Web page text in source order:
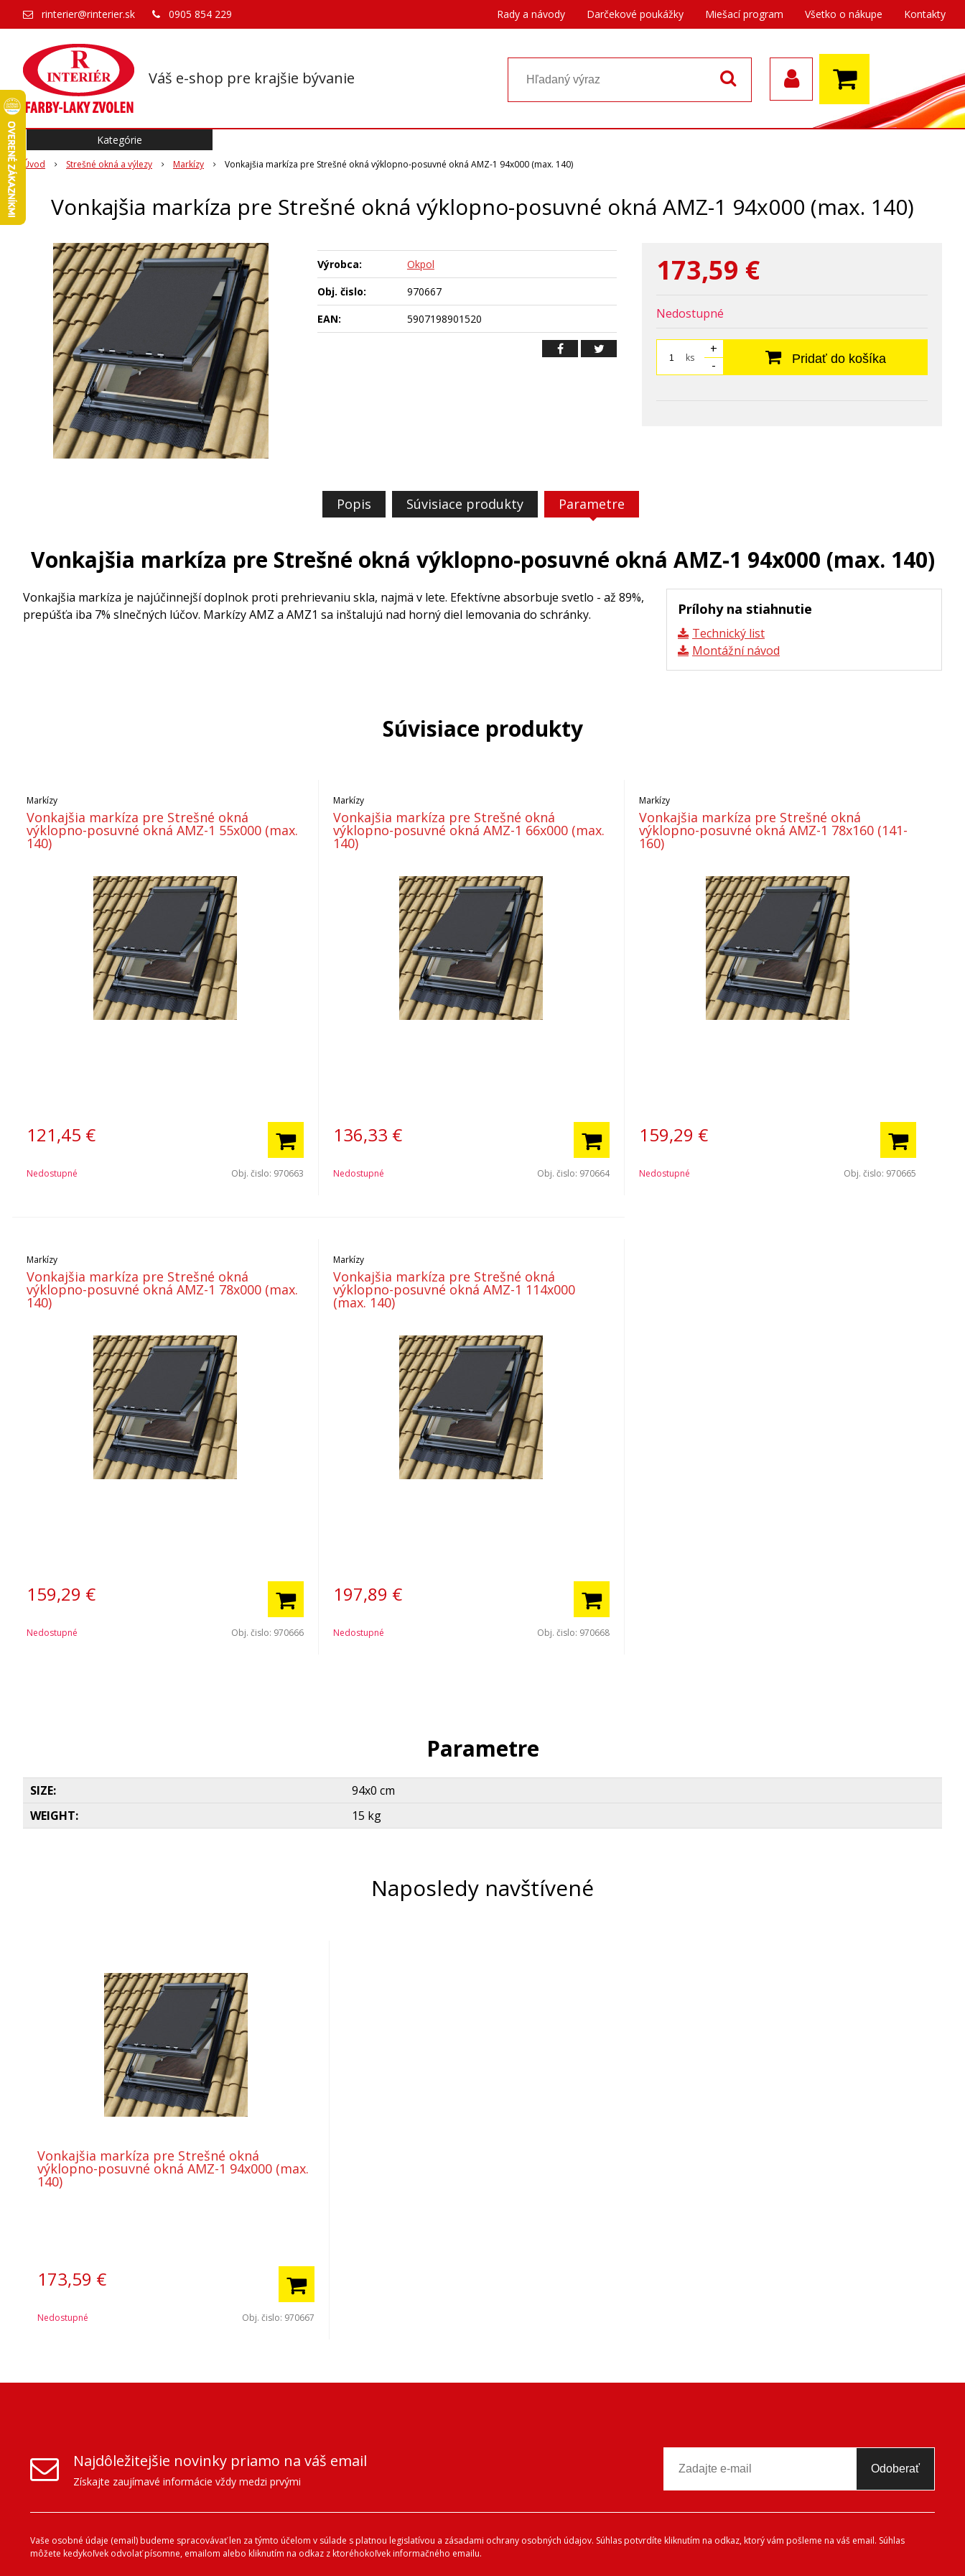
Váš e-shop pre krajšie bývanie
rinterier@rinterier.sk 0905 854 229 Rady a návody Darčekové poukážky Miešací program Všetko o nákupe Kontakty
Úvod Strešné okná a výlezy Markízy Vonkajšia markíza pre Strešné okná výklopno-posuvné okná AMZ-1 94x000 (max. 140)
Vonkajšia markíza pre Strešné okná výklopno-posuvné okná AMZ-1 94x000 (max. 140)
173,59 €
Nedostupné
ks
+
-
Pridať do košíka
Výrobca:
Okpol
Obj. čislo:
970667
EAN:
5907198901520
Popis Súvisiace produkty Parametre
Vonkajšia markíza pre Strešné okná výklopno-posuvné okná AMZ-1 94x000 (max. 140)
Prílohy na stiahnutie
Technický list
Montážní návod
Vonkajšia markíza je najúčinnejší doplnok proti prehrievaniu skla, najmä v lete. Efektívne absorbuje svetlo - až 89%,
prepúšťa iba 7% slnečných lúčov. Markízy AMZ a AMZ1 sa inštalujú nad horný diel lemovania do schránky.
Súvisiace produkty
Markízy
Vonkajšia markíza pre Strešné okná
výklopno-posuvné okná AMZ-1 55x000 (max.
140)
121,45 €
Nedostupné Obj. čislo: 970663
Markízy
Vonkajšia markíza pre Strešné okná
výklopno-posuvné okná AMZ-1 66x000 (max.
140)
136,33 €
Nedostupné Obj. čislo: 970664
Markízy
Vonkajšia markíza pre Strešné okná
výklopno-posuvné okná AMZ-1 78x160 (141-
160)
159,29 €
Nedostupné Obj. čislo: 970665
Markízy
Vonkajšia markíza pre Strešné okná
výklopno-posuvné okná AMZ-1 78x000 (max.
140)
159,29 €
Nedostupné Obj. čislo: 970666
Markízy
Vonkajšia markíza pre Strešné okná
výklopno-posuvné okná AMZ-1 114x000
(max. 140)
197,89 €
Nedostupné Obj. čislo: 970668
Parametre
SIZE:
94x0 cm
WEIGHT:
15 kg
Naposledy navštívené
Vonkajšia markíza pre Strešné okná
výklopno-posuvné okná AMZ-1 94x000 (max.
140)
173,59 €
Nedostupné Obj. čislo: 970667
Kategórie
Najdôležitejšie novinky priamo na váš email
Získajte zaujímavé informácie vždy medzi prvými
Odoberať
Vaše osobné údaje (email) budeme spracovávať len za týmto účelom v súlade s platnou legislatívou a zásadami ochrany osobných údajov. Súhlas potvrdíte kliknutím na odkaz, ktorý vám pošleme na váš email. Súhlas
môžete kedykoľvek odvolať písomne, emailom alebo kliknutím na odkaz z ktoréhokoľvek informačného emailu.